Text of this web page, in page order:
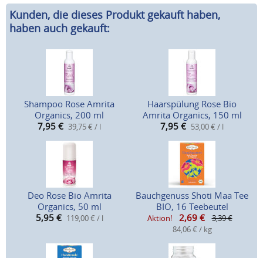
Kunden, die dieses Produkt gekauft haben,
haben auch gekauft:
Shampoo Rose Amrita
Organics, 200 ml
7,95 € 39,75 € / l
Haarspülung Rose Bio
Amrita Organics, 150 ml
7,95 € 53,00 € / l
Deo Rose Bio Amrita
Organics, 50 ml
5,95 € 119,00 € / l
Bauchgenuss Shoti Maa Tee
BIO, 16 Teebeutel
Aktion! 2,69 €
3,39 €
84,06 € / kg